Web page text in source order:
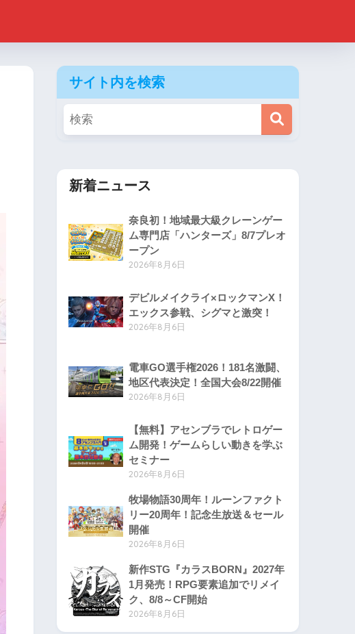
サイト内を検索
新着ニュース
奈良初！地域最大級クレーンゲー
ム専門店「ハンターズ」8/7プレオ
ープン
2026年8月6日
デビルメイクライ×ロックマンX！
エックス参戦、シグマと激突！
2026年8月6日
電車GO選手権2026！181名激闘、
地区代表決定！全国大会8/22開催
2026年8月6日
【無料】アセンブラでレトロゲー
ム開発！ゲームらしい動きを学ぶ
セミナー
2026年8月6日
牧場物語30周年！ルーンファクト
リー20周年！記念生放送＆セール
開催
2026年8月6日
新作STG『カラスBORN』2027年
1月発売！RPG要素追加でリメイ
ク、8/8～CF開始
2026年8月6日